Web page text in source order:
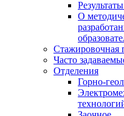
О
Стажировочная
Часто
Отделения
Горно-